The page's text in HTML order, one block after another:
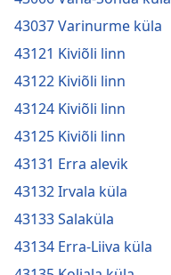
43037 Varinurme küla
43121 Kiviõli linn
43122 Kiviõli linn
43124 Kiviõli linn
43125 Kiviõli linn
43131 Erra alevik
43132 Irvala küla
43133 Salaküla
43134 Erra-Liiva küla